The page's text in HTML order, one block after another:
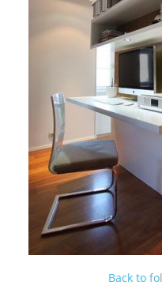
Back to